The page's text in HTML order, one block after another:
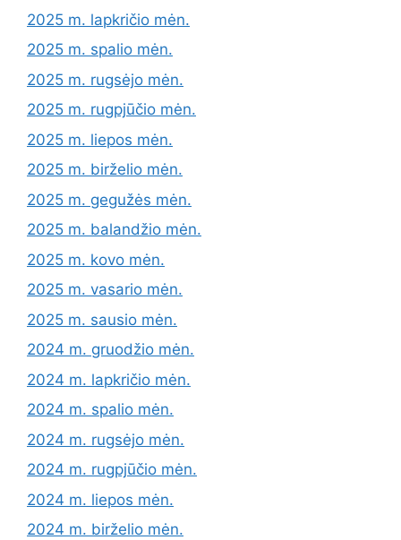
2025 m. lapkričio mėn.
2025 m. spalio mėn.
2025 m. rugsėjo mėn.
2025 m. rugpjūčio mėn.
2025 m. liepos mėn.
2025 m. birželio mėn.
2025 m. gegužės mėn.
2025 m. balandžio mėn.
2025 m. kovo mėn.
2025 m. vasario mėn.
2025 m. sausio mėn.
2024 m. gruodžio mėn.
2024 m. lapkričio mėn.
2024 m. spalio mėn.
2024 m. rugsėjo mėn.
2024 m. rugpjūčio mėn.
2024 m. liepos mėn.
2024 m. birželio mėn.